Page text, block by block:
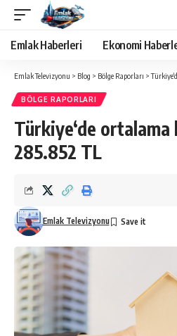
Emlak Haberleri Ekonomi
Emlak Televizyonu > Blog > Bölge Raporları >
BÖLGE RAPORLARI
Türkiye‘de
285.852 TL
Emlak Televizyonu